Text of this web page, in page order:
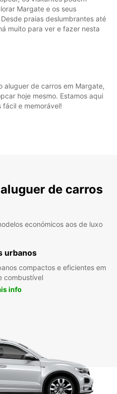
Margate e os seus
praias deslumbrantes até
muito para ver e fazer nesta
aluguer de carros em Margate,
hoje mesmo. Estamos aqui
fácil e memorável!
de carros
económicos aos de luxo
urbanos
compactos e eficientes em
combustível
info